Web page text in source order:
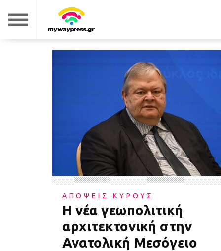
ΑΠΟΨΕΙΣ ΚΥΡΟΥΣ
Η νέα γεωπολιτική
αρχιτεκτονική στην
Ανατολική Μεσόγειο